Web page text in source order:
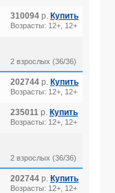
310094 р. Купить
Возрасты: 12+, 12+
2 взрослых (36/36)
202744 р. Купить
Возрасты: 12+, 12+
235011 р. Купить
Возрасты: 12+, 12+
2 взрослых (36/36)
202744 р. Купить
Возрасты: 12+, 12+